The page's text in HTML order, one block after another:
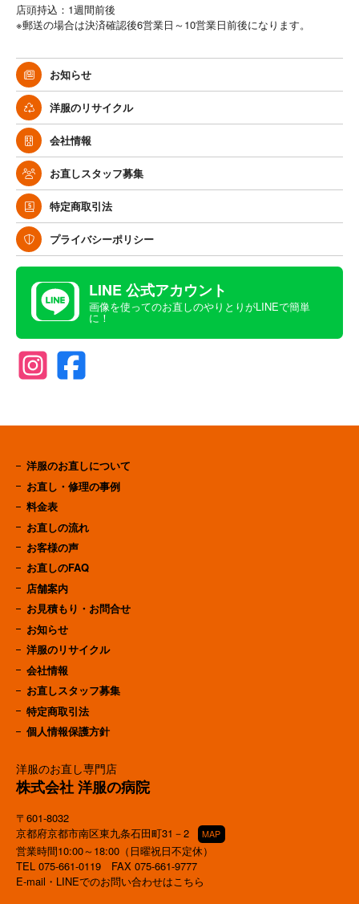
店頭持込：1週間前後
※郵送の場合は決済確認後6営業日～10営業日前後になります。
お知らせ
洋服のリサイクル
会社情報
お直しスタッフ募集
特定商取引法
プライバシーポリシー
LINE 公式アカウント
画像を使ってのお直しのやりとりがLINEで簡単
に！
洋服のお直し専門店
株式会社 洋服の病院
〒601-8032
京都府京都市南区東九条石田町31－2
MAP
営業時間10:00～18:00（日曜祝日不定休）
TEL 075-661-0119 FAX 075-661-9777
E-mail・LINEでのお問い合わせはこちら
洋服のお直しについて
お直し・修理の事例
料金表
お直しの流れ
お客様の声
お直しのFAQ
店舗案内
お見積もり・お問合せ
お知らせ
洋服のリサイクル
会社情報
お直しスタッフ募集
特定商取引法
個人情報保護方針